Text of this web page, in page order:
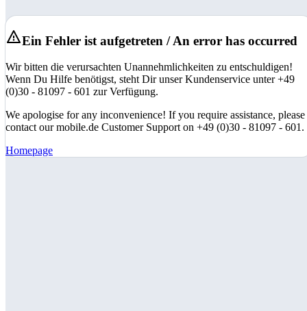
Ein Fehler ist aufgetreten / An error has occurred
Wir bitten die verursachten Unannehmlichkeiten zu entschuldigen!
Wenn Du Hilfe benötigst, steht Dir unser Kundenservice unter +49
(0)30 - 81097 - 601 zur Verfügung.
We apologise for any inconvenience! If you require assistance, please
contact our mobile.de Customer Support on +49 (0)30 - 81097 - 601.
Homepage